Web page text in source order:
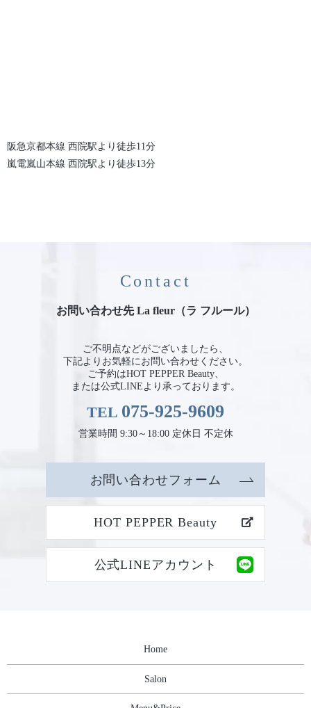
阪急京都本線 西院駅より徒歩11分
嵐電嵐山本線 西院駅より徒歩13分
Contact
お問い合わせ先 La fleur（ラ フルール）
ご不明点などがございましたら、
下記よりお気軽にお問い合わせください。
ご予約はHOT PEPPER Beauty、
または公式LINEより承っております。
TEL 075-925-9609
営業時間 9:30～18:00 定休日 不定休
お問い合わせフォーム
HOT PEPPER Beauty
公式LINEアカウント
Home
Salon